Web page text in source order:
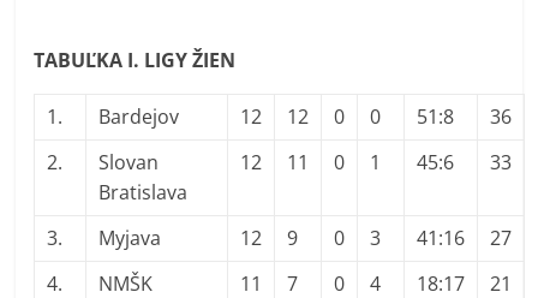
TABUĽKA I. LIGY ŽIEN
1. Bardejov 12 12 0 0 51:8
36
2.
Slovan
Bratislava
12 11 0 1 45:6 33
3. Myjava 12 9 0 3 41:16
27
4.
NMŠK
11 7 0 4 18:17 21